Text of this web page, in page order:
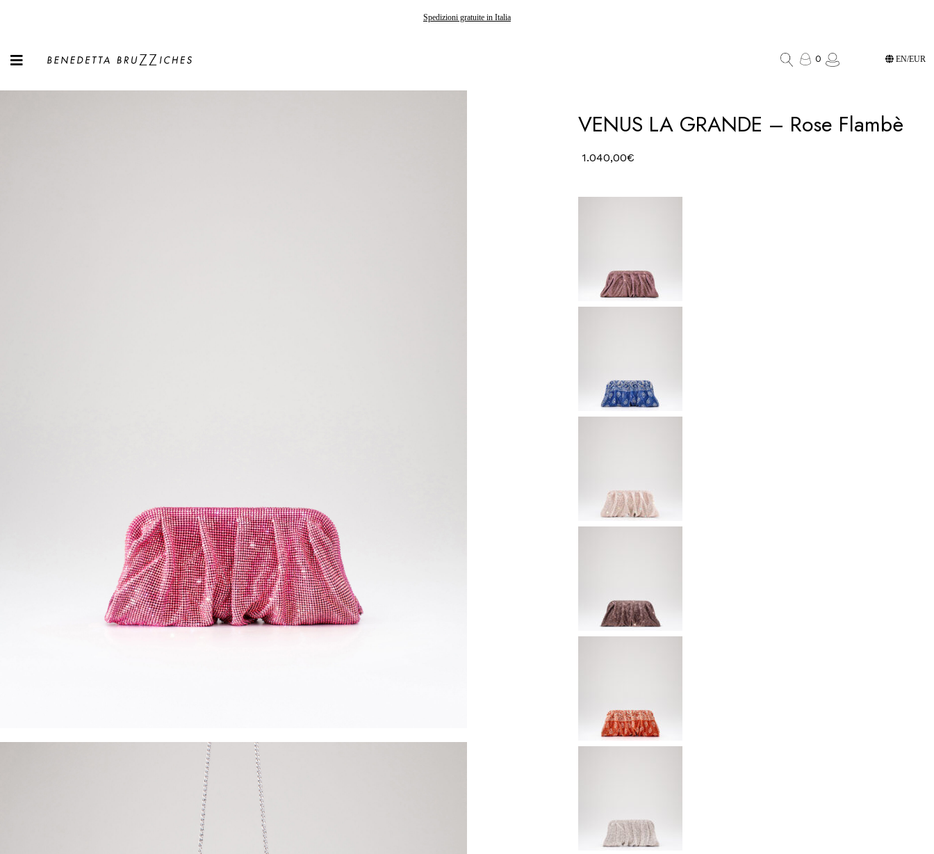
Spedizioni gratuite in Italia
Gli ordini effettuati dopo il 7 agosto saranno spediti a partire dal 24 agosto
0 EN/EUR
VENUS LA GRANDE – Rose Flambè
1.040,00€